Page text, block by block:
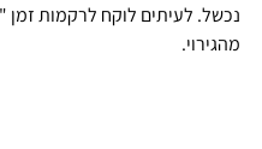
נכשל. לעיתים לוקח לרקמות זמן
מהגירוי.